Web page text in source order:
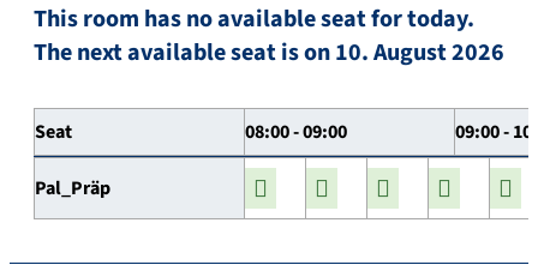
This room has no available seat for today.
The next available seat is on 10. August 2026
Seat 08:00 - 09:00 09:00 -
Pal_Präp